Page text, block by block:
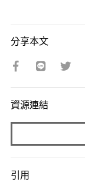
分享本文
資源連結
引用